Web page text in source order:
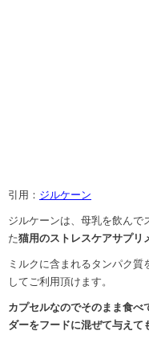
引用： ジルケーン
ジルケーンは、母乳を飲んで
た猫用のストレスケアサプリ
ミルクに含まれるタンパク
してご利用頂けます。
カプセルなのでそのまま食べ
ダーをフードに混ぜて与えて